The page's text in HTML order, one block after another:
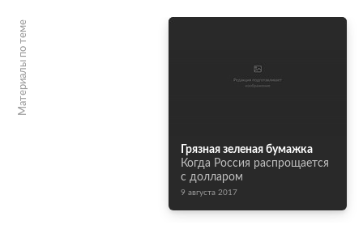
Материалы по теме
Грязная зеленая бумажка
Когда Россия распрощается
с долларом
9 августа 2017